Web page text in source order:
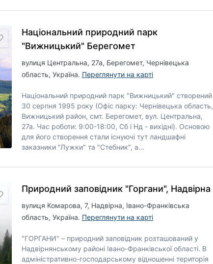
Національний природний парк
"Вижницький" Берегомет
вулиця Центральна, 27а, Берегомет, Чернівецька
область, Україна. Переглянути на карті
Національний природний парк "Вижницький" створений
30 серпня 1995 року (Офіс парку: Чернівецька область,
Вижницький район, смт. Берегомет, вул. Центральна,
27а. Час роботи: 9:00-18:00, Сб і Нд - вихідні). Основою
для його створення стали існуючі тут ландшафні
заказники "Лужки" та "Стебник", а...
Природний заповідник "Горгани", Надвірна
вулиця Комарова, 7, Надвірна, Івано-Франківська
область, Україна. Переглянути на карті
"ГОРГАНИ" – природний заповідник розташований у
Надвірнянському районі Івано-Франківської області. В
адміністративно-господарському відношенні територія